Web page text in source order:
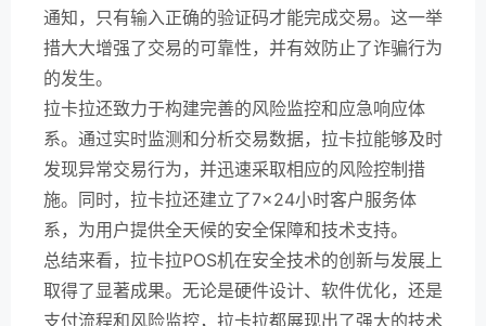
通知，只有输入正确的验证码才能完成交易。这一举
措大大增强了交易的可靠性，并有效防止了诈骗行为
的发生。
拉卡拉还致力于构建完善的风险监控和应急响应体
系。通过实时监测和分析交易数据，拉卡拉能够及时
发现异常交易行为，并迅速采取相应的风险控制措
施。同时，拉卡拉还建立了7×24小时客户服务体
系，为用户提供全天候的安全保障和技术支持。
总结来看，拉卡拉POS机在安全技术的创新与发展上
取得了显著成果。无论是硬件设计、软件优化，还是
支付流程和风险监控，拉卡拉都展现出了强大的技术